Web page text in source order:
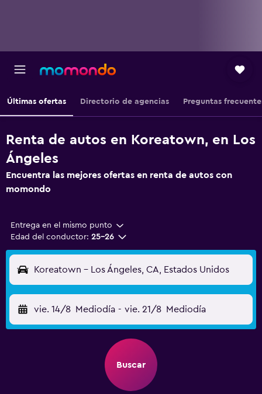
Últimas ofertas Directorio de agencias Preguntas
Renta de autos en Koreatown, en Los
Ángeles
Encuentra las mejores ofertas en renta de autos con
momondo
Entrega en el mismo punto
Edad del conductor: 25-26
Koreatown - Los Ángeles, CA, Estados Unidos
vie. 14/8 Mediodía - vie. 21/8 Mediodía
Buscar